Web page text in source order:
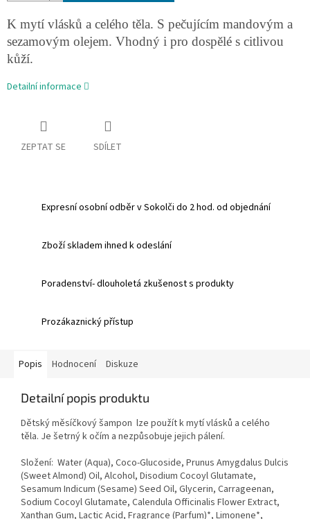
K mytí vlásků a celého těla. S pečujícím mandovým a
sezamovým olejem. Vhodný i pro dospělé s citlivou
kůží.
Detailní informace
ZEPTAT SE SDÍLET
Expresní osobní odběr v Sokolči do 2 hod. od objednání
Zboží skladem ihned k odeslání
Poradenství- dlouholetá zkušenost s produkty
Prozákaznický přístup
Popis Hodnocení Diskuze
Detailní popis produktu
Dětský měsíčkový šampon lze použít k mytí vlásků a celého
těla. Je šetrný k očím a nezpůsobuje jejich pálení.
Složení: Water (Aqua), Coco-Glucoside, Prunus Amygdalus Dulcis
(Sweet Almond) Oil, Alcohol, Disodium Cocoyl Glutamate,
Sesamum Indicum (Sesame) Seed Oil, Glycerin, Carrageenan,
Sodium Cocoyl Glutamate, Calendula Officinalis Flower Extract,
Xanthan Gum, Lactic Acid, Fragrance (Parfum)*, Limonene*,